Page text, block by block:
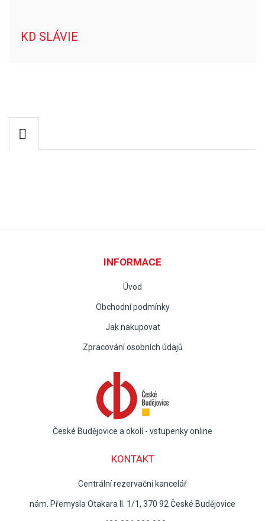
KD SLÁVIE
INFORMACE
Úvod
Obchodní podmínky
Jak nakupovat
Zpracování osobních údajů
České Budějovice a okolí - vstupenky online
KONTAKT
Centrální rezervační kancelář
nám. Přemysla Otakara II. 1/1, 370 92 České Budějovice